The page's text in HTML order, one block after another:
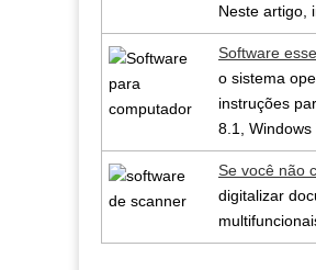
Neste artigo,
Software
o sistema
instruções
8.1, Windows
Se você não
digitalizar